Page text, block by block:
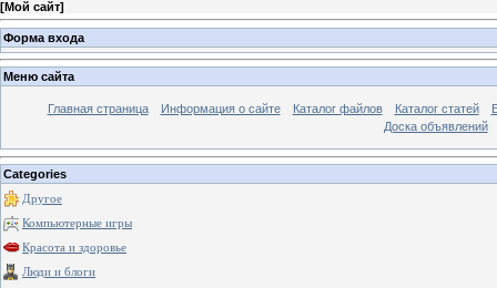
[Мой сайт]
Форма входа
Меню сайта
Главная страница Информация о сайте Каталог файлов Каталог статей
Доска объявлений
Categories
Другое
Компьютерные игры
Красота и здоровье
Люди и блоги